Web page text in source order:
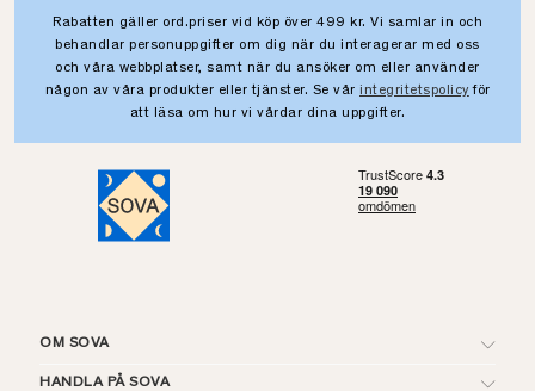
Rabatten gäller ord.priser vid köp över 499 kr. Vi samlar in och
behandlar personuppgifter om dig när du interagerar med oss
och våra webbplatser, samt när du ansöker om eller använder
någon av våra produkter eller tjänster. Se vår integritetspolicy för
att läsa om hur vi vårdar dina uppgifter.
OM SOVA
HANDLA PÅ SOVA